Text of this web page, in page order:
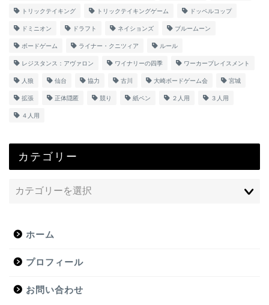
トリックテイキング トリックテイキングゲーム ドッペルコップ
ドミニオン ドラフト ネイションズ ブルームーン
ボードゲーム ライナー・クニツィア ルール
レジスタンス：アヴァロン ワイナリーの四季 ワーカープレイスメント
人狼 仙台 協力 古川 大崎ボードゲーム会 宮城
拡張 正体隠匿 競り 紙ペン ２人用 ３人用
４人用
カテゴリー
ホーム
プロフィール
お問い合わせ